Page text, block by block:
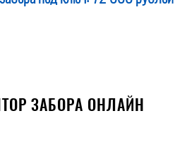
ЗАБОРА ОНЛАЙН